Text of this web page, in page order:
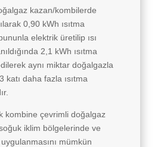
kazan/kombilerde
0,90 kWh ısıtma
elektrik üretilip ısı
2,1 kWh ısıtma
aynı miktar doğalgazla
katı daha fazla ısıtma
kombine çevrimli doğalgaz
iklim bölgelerinde ve
mümkün